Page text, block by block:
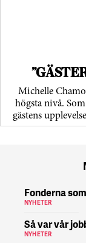
Michelle
högsta nivå.
gästens
Fonderna
NYHETER
Så var vår
NYHETER